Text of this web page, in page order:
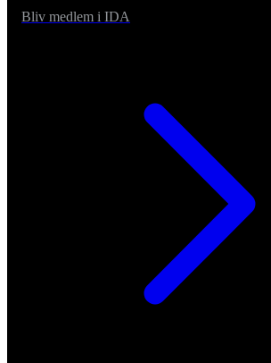
Bliv medlem i IDA